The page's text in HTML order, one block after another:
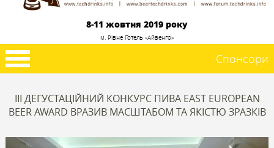
8-11 жовтня 2019 року
м. Рівне Готель «Айвенго»
Спонсори
III ДЕГУСТАЦІЙНИЙ КОНКУРС ПИВА EAST EUROPEAN
BEER AWARD ВРАЗИВ МАСШТАБОМ ТА ЯКІСТЮ ЗРАЗКІВ